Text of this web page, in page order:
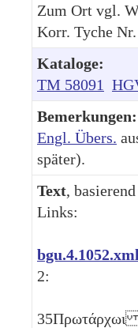
Zum Ort vgl.
Korr. Tyche
Kataloge:
TM 58091
Bemerkungen:
Engl. Übers.
später).
Text,
Links:
bgu.4.1052.xml
2:
35